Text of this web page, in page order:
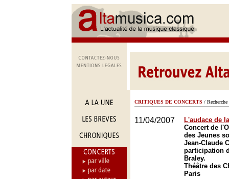
CRITIQUES DE CONCERTS / Recherche
11/04/2007
L'audace de
Concert de
des Jeunes
Jean-Claude
participation
Braley.
Théâtre des
Paris